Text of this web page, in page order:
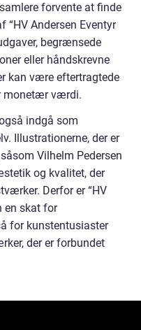
forvente at finde
Andersen Eventyr
begrænsede
eller håndskrevne
kan være eftertragtede
monetær værdi.
indgå som
Illustrationerne, der er
Vilhelm Pedersen
og kvalitet, der
Derfor er “HV
en skat for
for kunstentusiaster
der er forbundet